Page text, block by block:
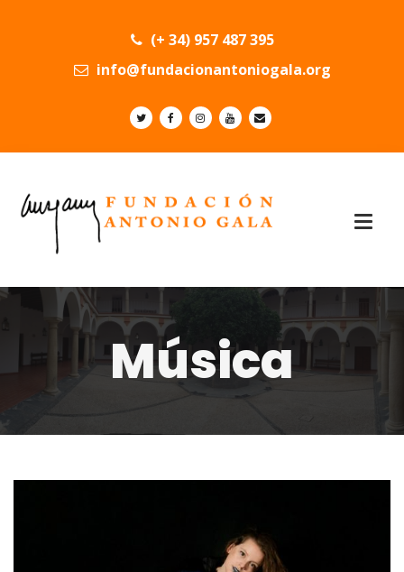
(+ 34) 957 487 395
info@fundacionantoniogala.org
Música